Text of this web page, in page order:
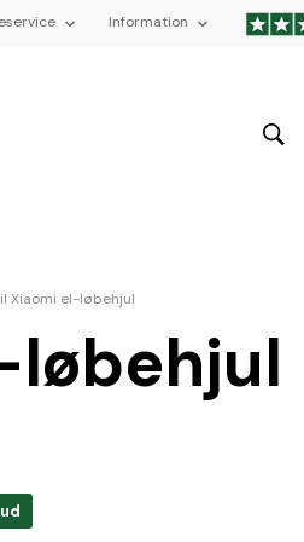
Information
Xiaomi el-løbehjul
løbehjul